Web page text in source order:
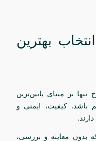
بهترین
بر مبنای پایین‌ترین
باشد. کیفیت، ایمنی و
بدون معاینه و بررسی،